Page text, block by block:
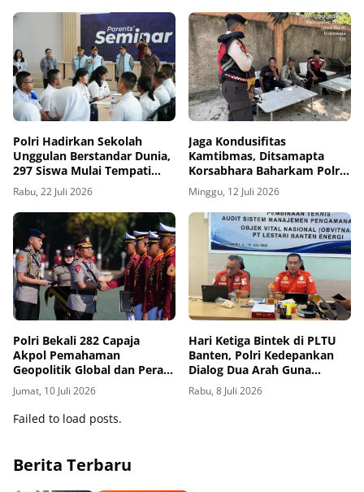
Polri Hadirkan Sekolah
Unggulan Berstandar Dunia,
297 Siswa Mulai Tempati
Kampus
Rabu, 22 Juli 2026
Jaga Kondusifitas
Kamtibmas, Ditsamapta
Korsabhara Baharkam Polri
Terjunkan Personel Patroli
Minggu, 12 Juli 2026
Polri Bekali 282 Capaja
Akpol Pemahaman
Geopolitik Global dan Peran
Strategis Menjaga Stabilitas
Nasional
Jumat, 10 Juli 2026
Hari Ketiga Bintek di PLTU
Banten, Polri Kedepankan
Dialog Dua Arah Guna
Sempurnakan Pola
Pengamanan Obvitnas
Rabu, 8 Juli 2026
Failed to load posts.
Berita Terbaru